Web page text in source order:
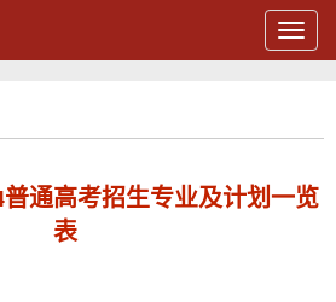
Toggle
普通高考招生专业及计划一览
表